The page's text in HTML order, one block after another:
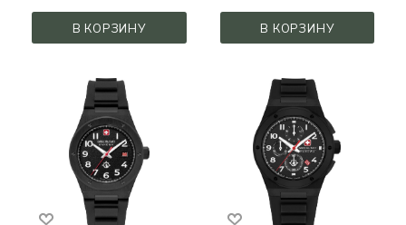
В КОРЗИНУ В КОРЗИНУ